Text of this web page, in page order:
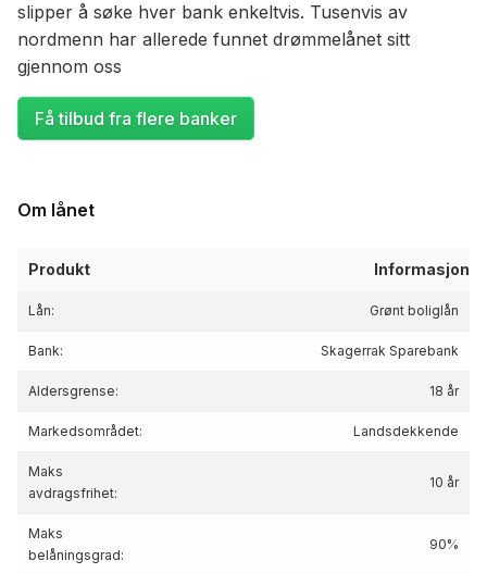
slipper å søke hver bank enkeltvis. Tusenvis av
nordmenn har allerede funnet drømmelånet sitt
gjennom oss
Få tilbud fra flere banker
Om lånet
Produkt Informasjon
Lån: Grønt boliglån
Bank: Skagerrak Sparebank
Aldersgrense: 18 år
Markedsområdet: Landsdekkende
Maks
avdragsfrihet:
10 år
Maks
belåningsgrad:
90%